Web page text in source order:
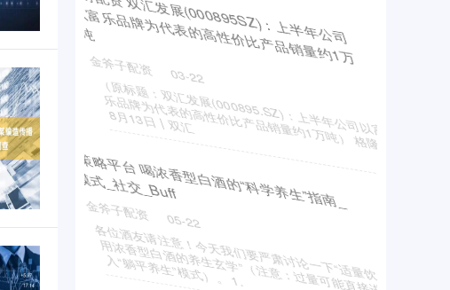
益通网 车展速递 指导价78万元！AMG序列迎
第二款敞篷车型，奔驰“双轨”布局中国市场
股票平台
8月29日，2025成都国际车展开幕，梅赛德斯-奔驰
（以下简称“奔驰”）携28款车型亮相，覆盖梅赛德
斯-AMG、迈巴赫及
华
融
资
产
癌
症
患
者
想
提
高
免
疫
力
？
简
单
，
教
你
5
个
不
花
一
分
钱
的
方
法
！
_
阳
气
_
经
络
_
深
呼
吸
股票平台
05-22
癌
症
患
者
会
存
在
免
疫
力
低
下
的
问
题
，
免
疫
力
低
不
仅
响
患
者
的
生
活
质
量
，
还
可
能
会
影
响
患
者
的
治
疗
进
度
，
所
以
很
多
人
问
：
赵
春
天
主
任
有
没